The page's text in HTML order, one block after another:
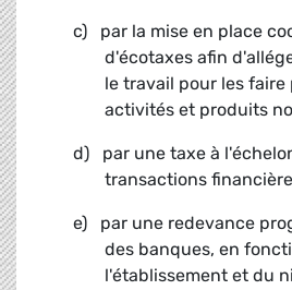
c) par la mise en place
d'écotaxes afin
le travail pour les faire
activités et produits
d) par une taxe à
transactions
e) par une redevance
des banques, en
l'établissement et du